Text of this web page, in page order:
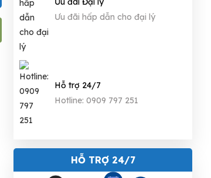
Ưu đãi hấp dẫn cho đại lý
Hỗ trợ 24/7
Hotline: 0909 797 251
HỖ TRỢ 24/7